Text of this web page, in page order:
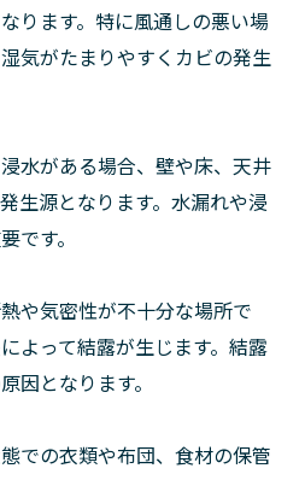
ります。特に風通しの悪い場
気がたまりやすくカビの発生
水がある場合、壁や床、天井
生源となります。水漏れや浸
です。
や気密性が不十分な場所で
よって結露が生じます。結露
因となります。
での衣類や布団、食材の保管